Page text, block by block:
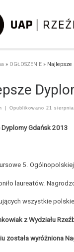
» OGŁOSZENIE » Najlepsze
Opublikowano 21
Dyplomy Gdańsk 2013
5.
laureatów.
wszystkie
z Wydziału
została wyróżniona